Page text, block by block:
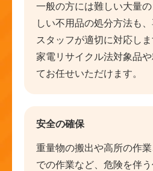
一般の方には難しい大量
しい不用品の処分方法も
スタッフが適切に対応しま
家電リサイクル法対象品
てお任せいただけます。
安全の確保
重量物の搬出や高所の作
での作業など、危険を伴